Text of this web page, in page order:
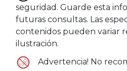
seguridad. Guarde esta
futuras consultas. Las
contenidos pueden variar
ilustración.
Advertencia! No